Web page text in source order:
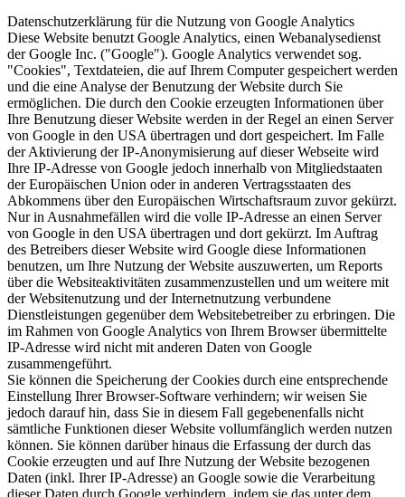
Datenschutzerklärung für die Nutzung von Google Analytics
Diese Website benutzt Google Analytics, einen Webanalysedienst
der Google Inc. ("Google"). Google Analytics verwendet sog.
"Cookies", Textdateien, die auf Ihrem Computer gespeichert werden
und die eine Analyse der Benutzung der Website durch Sie
ermöglichen. Die durch den Cookie erzeugten Informationen über
Ihre Benutzung dieser Website werden in der Regel an einen Server
von Google in den USA übertragen und dort gespeichert. Im Falle
der Aktivierung der IP-Anonymisierung auf dieser Webseite wird
Ihre IP-Adresse von Google jedoch innerhalb von Mitgliedstaaten
der Europäischen Union oder in anderen Vertragsstaaten des
Abkommens über den Europäischen Wirtschaftsraum zuvor gekürzt.
Nur in Ausnahmefällen wird die volle IP-Adresse an einen Server
von Google in den USA übertragen und dort gekürzt. Im Auftrag
des Betreibers dieser Website wird Google diese Informationen
benutzen, um Ihre Nutzung der Website auszuwerten, um Reports
über die Websiteaktivitäten zusammenzustellen und um weitere mit
der Websitenutzung und der Internetnutzung verbundene
Dienstleistungen gegenüber dem Websitebetreiber zu erbringen. Die
im Rahmen von Google Analytics von Ihrem Browser übermittelte
IP-Adresse wird nicht mit anderen Daten von Google
zusammengeführt.
Sie können die Speicherung der Cookies durch eine entsprechende
Einstellung Ihrer Browser-Software verhindern; wir weisen Sie
jedoch darauf hin, dass Sie in diesem Fall gegebenenfalls nicht
sämtliche Funktionen dieser Website vollumfänglich werden nutzen
können. Sie können darüber hinaus die Erfassung der durch das
Cookie erzeugten und auf Ihre Nutzung der Website bezogenen
Daten (inkl. Ihrer IP-Adresse) an Google sowie die Verarbeitung